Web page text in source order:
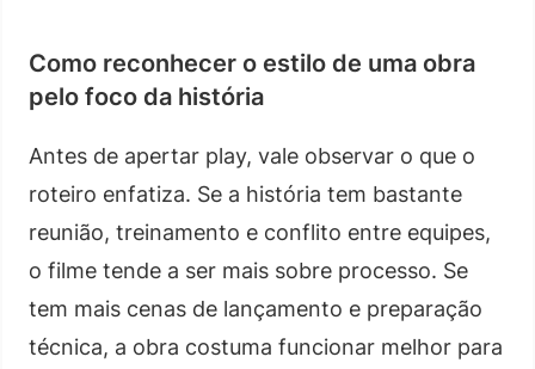
Como reconhecer o estilo de uma obra
pelo foco da história
Antes de apertar play, vale observar o que o
roteiro enfatiza. Se a história tem bastante
reunião, treinamento e conflito entre equipes,
o filme tende a ser mais sobre processo. Se
tem mais cenas de lançamento e preparação
técnica, a obra costuma funcionar melhor para